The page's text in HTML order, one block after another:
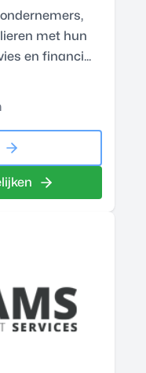
met hun
en financi...